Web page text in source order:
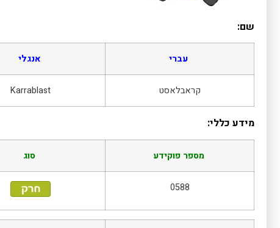
שם:
עברי אנגלי
קראבלאסט Karrablast
מידע כללי:
מספר פוקידע סוג
0588